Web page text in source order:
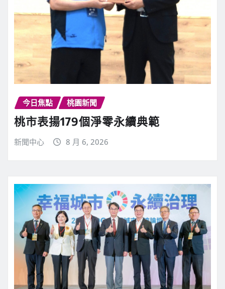
今日焦點 桃園新聞
桃市表揚179個淨零永續典範
新聞中心 8 月 6, 2026